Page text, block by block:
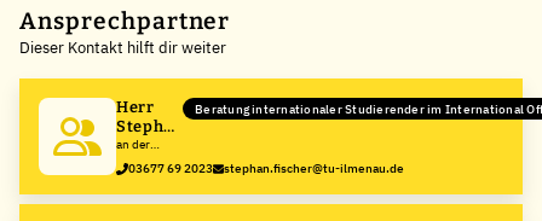
+
−
Ansprechpartner
Dieser Kontakt hilft dir weiter
Herr
Stephan
Fischer
an der
Technische
Universität
Ilmenau
Beratung internationaler Studierender im International
03677 69 2023 stephan.fischer@tu-ilmenau.de